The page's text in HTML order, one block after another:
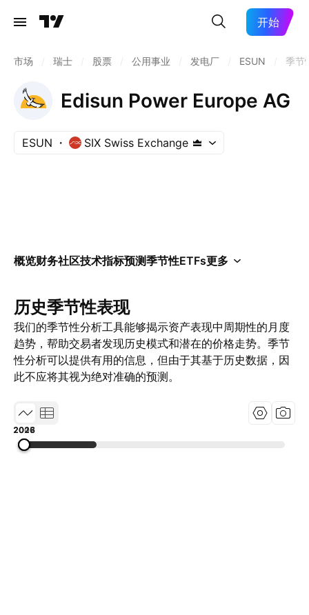
开始
市场 瑞士 股票 公用事业 发电厂 ESUN 季节
Edisun Power Europe AG
ESUN SIX Swiss Exchange
概览财务社区技术指标预测季节性ETFs更多
历史季节性表现
我们的季节性分析工具能够揭示资产表现中周期性的月度
趋势，帮助交易者发现历史模式和潜在的价格走势。季节
性分析可以提供有用的信息，但由于其基于历史数据，因
此不应将其视为绝对准确的预测。
2008
2017
2026